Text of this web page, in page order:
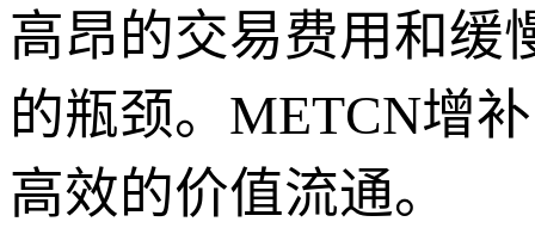
高昂的交易费用和缓
的瓶颈。METCN增
高效的价值流通。